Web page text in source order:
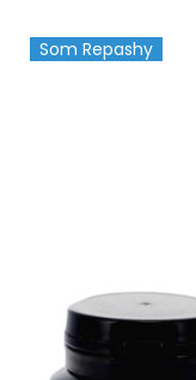
Som Repashy